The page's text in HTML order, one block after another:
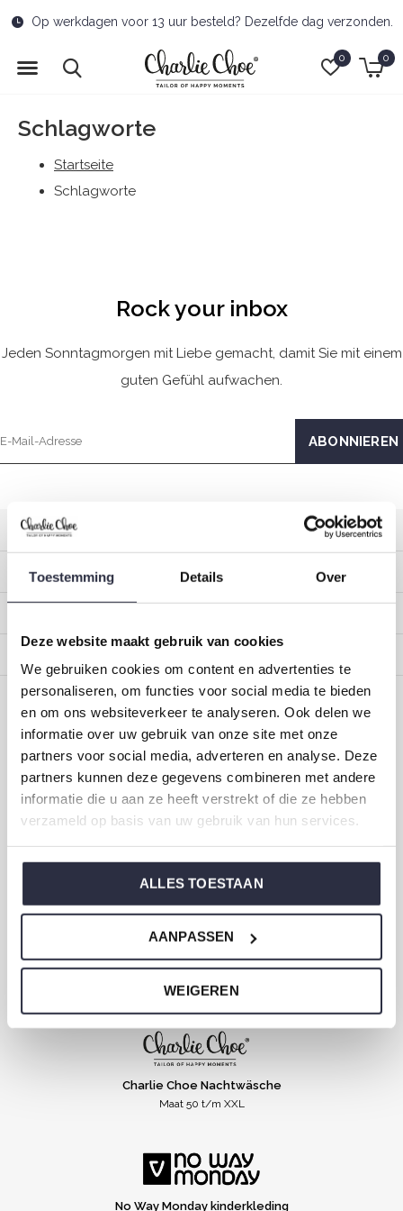
Toestemming Details Over
Deze website maakt gebruik van cookies
We gebruiken cookies om content en advertenties te
personaliseren, om functies voor social media te bieden
en om ons websiteverkeer te analyseren. Ook delen we
informatie over uw gebruik van onze site met onze
partners voor social media, adverteren en analyse. Deze
partners kunnen deze gegevens combineren met andere
informatie die u aan ze heeft verstrekt of die ze hebben
verzameld op basis van uw gebruik van hun services.
ALLES TOESTAAN
AANPASSEN
WEIGEREN
0 0
Op werkdagen voor 13 uur besteld? Dezelfde dag verzonden.
Schlagworte
Startseite
Schlagworte
Rock your inbox
Jeden Sonntagmorgen mit Liebe gemacht, damit Sie mit einem
guten Gefühl aufwachen.
Kundendienst
Mein Konto
CALL US EMAIL US
ONZE MERKEN
Dirkje Baby- und Kinderkleidung
Größe 44 bis 116
Koko Noko Kinderkleidung
Maat 74 t/m 140
Charlie Choe Nachtwäsche
Maat 50 t/m XXL
No Way Monday kinderkleding